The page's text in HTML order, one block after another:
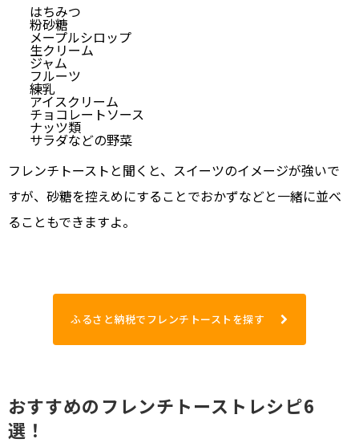
はちみつ
粉砂糖
メープルシロップ
生クリーム
ジャム
フルーツ
練乳
アイスクリーム
チョコレートソース
ナッツ類
サラダなどの野菜
フレンチトーストと聞くと、スイーツのイメージが強いで
すが、砂糖を控えめにすることでおかずなどと一緒に並べ
ることもできますよ。
ふるさと納税でフレンチトーストを探す
おすすめのフレンチトーストレシピ6
選！